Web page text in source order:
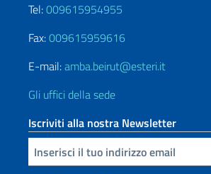
Tel:009615954955
Fax:009615959616
E-mail:amba.beirut@esteri.it
Gli uffici della sede
Iscriviti alla nostra Newsletter
Inserisci la tua email